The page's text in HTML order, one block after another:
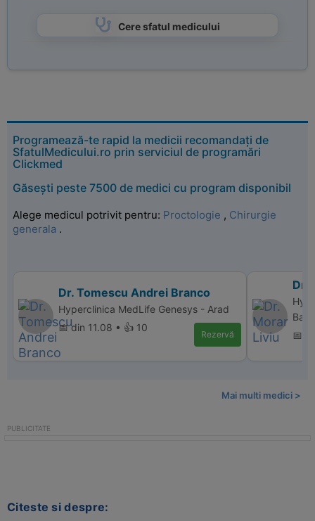
Cere sfatul medicului
Programează-te rapid la medicii recomandați de
SfatulMedicului.ro prin serviciul de programări
Clickmed
Găsești peste 7500 de medici cu program disponibil
Alege medicul potrivit pentru: Proctologie , Chirurgie
generala .
Dr. Tomescu Andrei Branco
Hyperclinica MedLife Genesys - Arad
📅 din 11.08 • 👍 10
Rezervă
Dr.
📅
Mai multi medici >
Citeste si despre: